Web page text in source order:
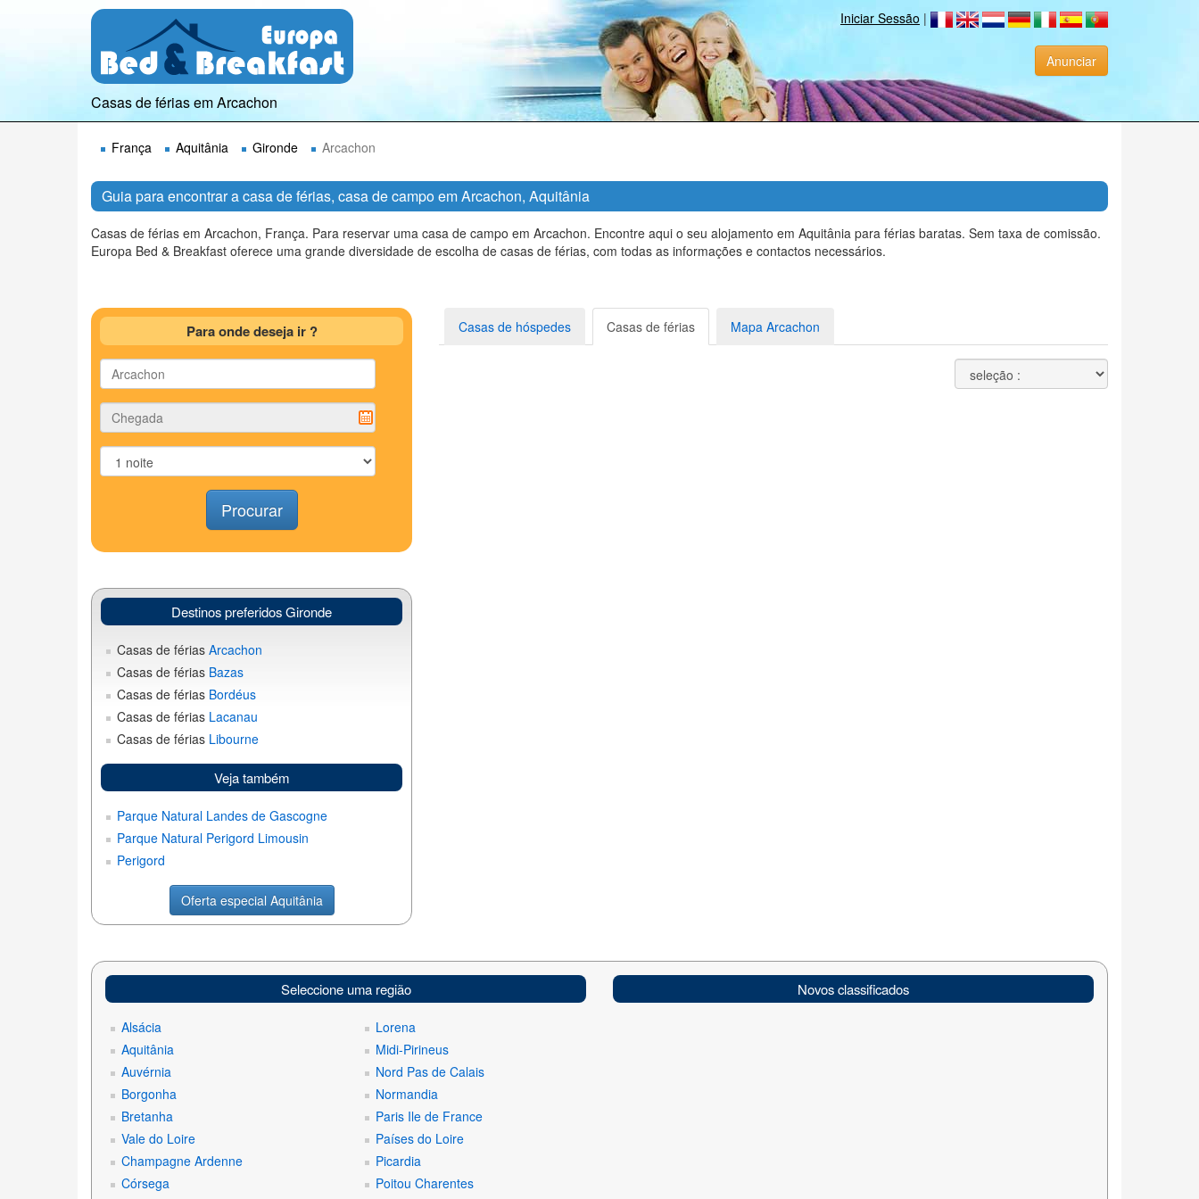
Iniciar Sessão |
Anunciar
Casas de férias em Arcachon
França Aquitânia Gironde Arcachon
Guia para encontrar a casa de férias, casa de campo em Arcachon, Aquitânia
Casas de férias em Arcachon, França. Para reservar uma casa de campo em Arcachon. Encontre aqui o seu alojamento em Aquitânia para férias baratas. Sem taxa de comissão.
Europa Bed & Breakfast oferece uma grande diversidade de escolha de casas de férias, com todas as informações e contactos necessários.
Para onde deseja ir ?
Procurar
Destinos preferidos Gironde
Casas de férias Arcachon
Casas de férias Bazas
Casas de férias Bordéus
Casas de férias Lacanau
Casas de férias Libourne
Veja também
Parque Natural Landes de Gascogne
Parque Natural Perigord Limousin
Perigord
Oferta especial Aquitânia
Casas de hóspedes Casas de férias Mapa Arcachon
Seleccione uma região
Alsácia
Aquitânia
Auvérnia
Borgonha
Bretanha
Vale do Loire
Champagne Ardenne
Córsega
Lorena
Midi-Pirineus
Nord Pas de Calais
Normandia
Paris Ile de France
Países do Loire
Picardia
Poitou Charentes
Novos classificados